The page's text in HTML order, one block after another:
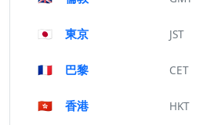
🇯🇵 東京 JST
🇫🇷 巴黎 CET
🇭🇰 香港 HKT